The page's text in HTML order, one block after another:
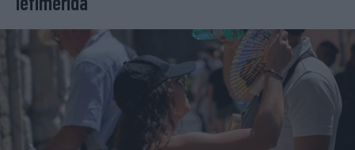
ΖΩΗ
ΓΥΝΑΙΚΑ
ENGLISH EDITION
STORIES
TRAVEL
ΤΕΧΝΟΛΟΓΙΑ
ΥΓΕΙΑ
DESIGN
ΟΛΥΜΠΙΑΚΟΙ ΑΓΩΝΕΣ
GREEN